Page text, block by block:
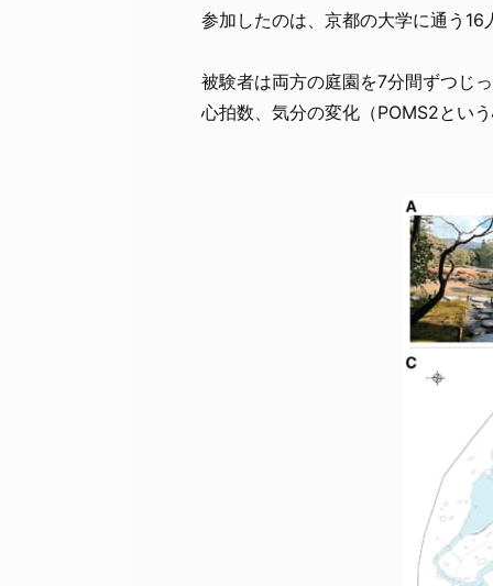
参加したのは、京都の大学に通う16
被験者は両方の庭園を7分間ずつじ
心拍数、気分の変化（POMS2とい